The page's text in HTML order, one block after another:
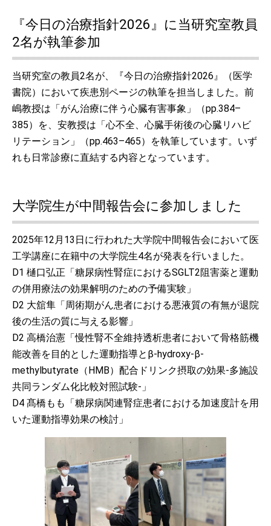
『今日の治療指針2026』に当研究室教員
2名が執筆参加
当研究室の教員2名が、『今日の治療指針2026』（医学
書院）において疾患別ページの執筆を担当しました。前
嶋教授は「がん治療に伴う心臓有害事象」（pp.384–
385）を、安教授は「心不全、心臓手術後の心臓リハビ
リテーション」（pp.463–465）を執筆しています。いず
れも日常診療に直結する内容となっています。
大学院生が中間報告会に参加しました
2025年12月13日に行われた大学院中間報告会において医
工学講座に在籍中の大学院生4名が発表を行いました。
D1 樋口弘正「糖尿病性腎症におけるSGLT2阻害薬と運動
の併用療法の効果解明のための予備実験」
D2 大舘隼「周術期がん患者における悪液質の有無が退院
後の生活の質に与える影響」
D2 高橋治憲「慢性腎不全維持透析患者において骨格筋機
能改善を目的とした運動指導とβ-hydroxy-β-
methylbutyrate（HMB）配合ドリンク摂取の効果-多施設
共同ランダム化比較対照試験-」
D4 髙橋もも「糖尿病関連腎症患者における加速度計を用
いた運動指導効果の検討」